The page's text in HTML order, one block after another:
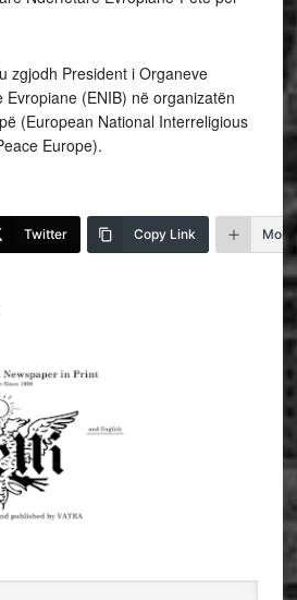
zgjodh President i Organeve
(ENIB) në organizatën
(European National Interreligious
Europe).
Twitter Copy Link More